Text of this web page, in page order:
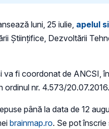
luni, 25 iulie, apelul
Ştiinţifice, Dezvoltării
va fi coordonat de ANCSI,
ordinul nr. 4.573/20.07.2016.
până la data de 12
brainmap.ro. Se pot